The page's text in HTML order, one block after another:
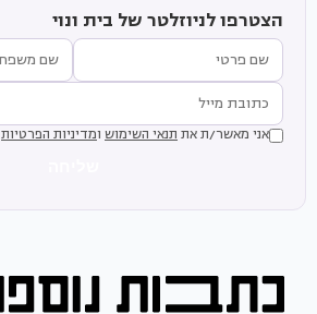
הצטרפו לניוזלטר של בית ונוי
אני מאשר/ת את תנאי השימוש ומדיניות הפרטיות